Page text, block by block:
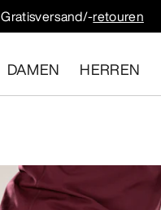
Gratisversand/-retouren
DAMEN HERREN